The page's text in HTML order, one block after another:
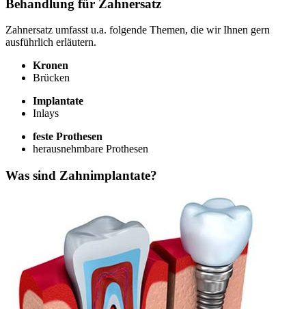
Behandlung für Zahnersatz
Zahnersatz umfasst u.a. folgende Themen, die wir Ihnen gern
ausführlich erläutern.
Kronen
Brücken
Implantate
Inlays
feste Prothesen
herausnehmbare Prothesen
Was sind Zahnimplantate?